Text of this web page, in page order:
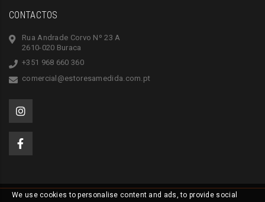
CONTACTOS
Rua Andrade Corvo Nº 23 A
2610-020 Buraca
+351 968 660 360
comercial@estoresamedida.com.pt
We use cookies to personalise content and ads, to provide social